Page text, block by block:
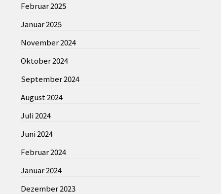
Februar 2025
Januar 2025
November 2024
Oktober 2024
September 2024
August 2024
Juli 2024
Juni 2024
Februar 2024
Januar 2024
Dezember 2023